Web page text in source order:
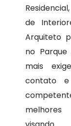
de
Arquiteto
no
mais
contato